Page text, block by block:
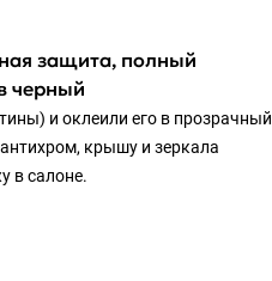
защита, полный
черный
и оклеили его в прозрачный
крышу и зеркала
в салоне.